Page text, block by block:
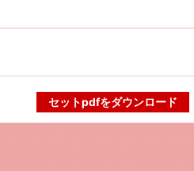
セットpdfをダウンロード